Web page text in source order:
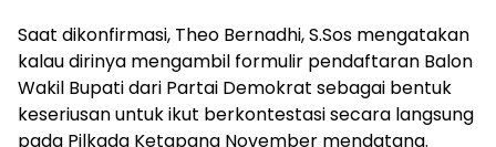
Saat dikonfirmasi, Theo Bernadhi, S.Sos mengatakan
kalau dirinya mengambil formulir pendaftaran Balon
Wakil Bupati dari Partai Demokrat sebagai bentuk
keseriusan untuk ikut berkontestasi secara langsung
pada Pilkada Ketapang November mendatang.